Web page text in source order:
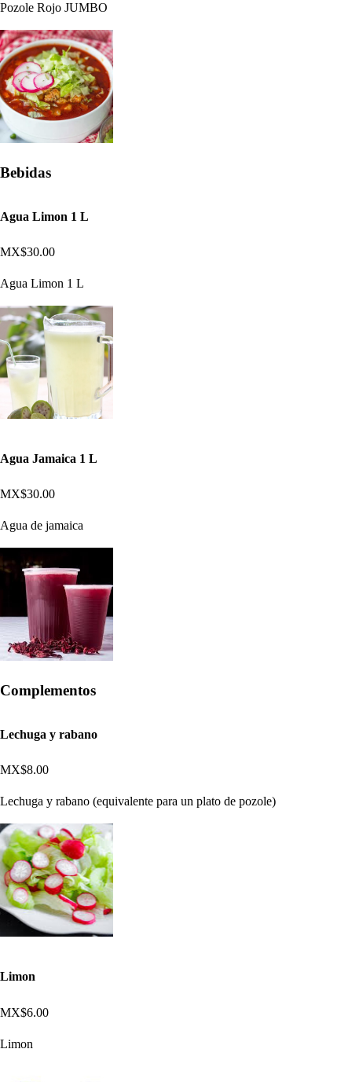
Pozole Rojo JUMBO
Bebidas
Agua Limon 1 L
MX$30.00
Agua Limon 1 L
Agua Jamaica 1 L
MX$30.00
Agua de jamaica
Complementos
Lechuga y rabano
MX$8.00
Lechuga y rabano (equivalente para un plato de pozole)
Limon
MX$6.00
Limon